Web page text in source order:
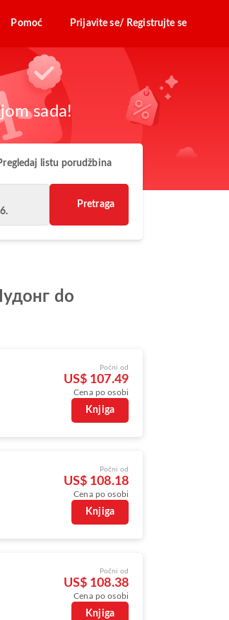
Pomoć Prijavite se/ Registrujte se
sada!
listu porudžbina
Pretraga
do
Počni od
US$ 107.49
Cena po osobi
Knjiga
Počni od
US$ 108.18
Cena po osobi
Knjiga
Počni od
US$ 108.38
Cena po osobi
Knjiga